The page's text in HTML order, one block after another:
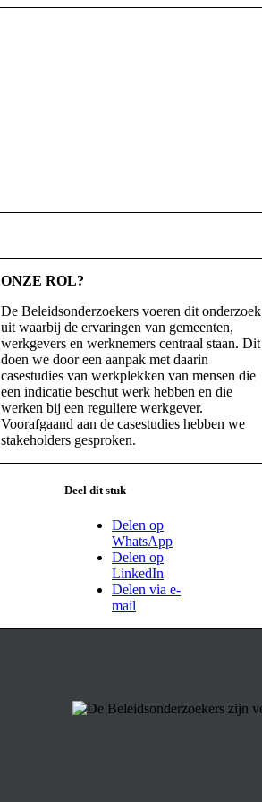
ONZE ROL?
De Beleidsonderzoekers voeren dit onderzoek
uit waarbij de ervaringen van gemeenten,
werkgevers en werknemers centraal staan. Dit
doen we door een aanpak met daarin
casestudies van werkplekken van mensen die
een indicatie beschut werk hebben en die
werken bij een reguliere werkgever.
Voorafgaand aan de casestudies hebben we
stakeholders gesproken.
Deel dit stuk
Delen op
WhatsApp
Delen op
LinkedIn
Delen via e-
mail